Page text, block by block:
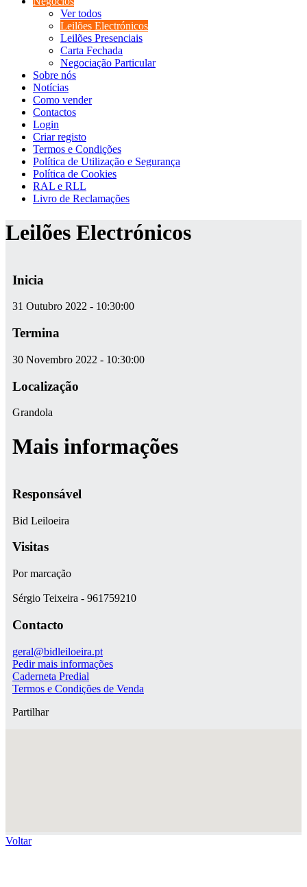
Ver todos
Leilões Electrónicos
Leilões Presenciais
Carta Fechada
Negociação Particular
Sobre nós
Notícias
Como vender
Contactos
Login
Criar registo
Termos e Condições
Política de Utilização e Segurança
Política de Cookies
RAL e RLL
Livro de Reclamações
Leilões Electrónicos
Inicia
31 Outubro 2022 - 10:30:00
Termina
30 Novembro 2022 - 10:30:00
Localização
Grandola
Mais informações
Responsável
Bid Leiloeira
Visitas
Por marcação
Sérgio Teixeira - 961759210
Contacto
geral@bidleiloeira.pt
Pedir mais informações
Caderneta Predial
Termos e Condições de Venda
Partilhar
Voltar